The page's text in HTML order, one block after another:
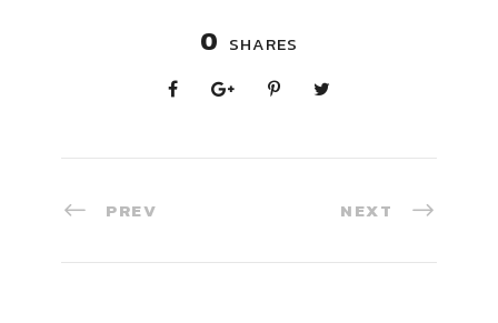
0 SHARES
PREV NEXT